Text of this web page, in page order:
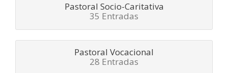
Pastoral Socio-Caritativa
35 Entradas
Pastoral Vocacional
28 Entradas